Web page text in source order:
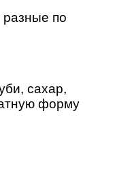
по
сахар,
форму